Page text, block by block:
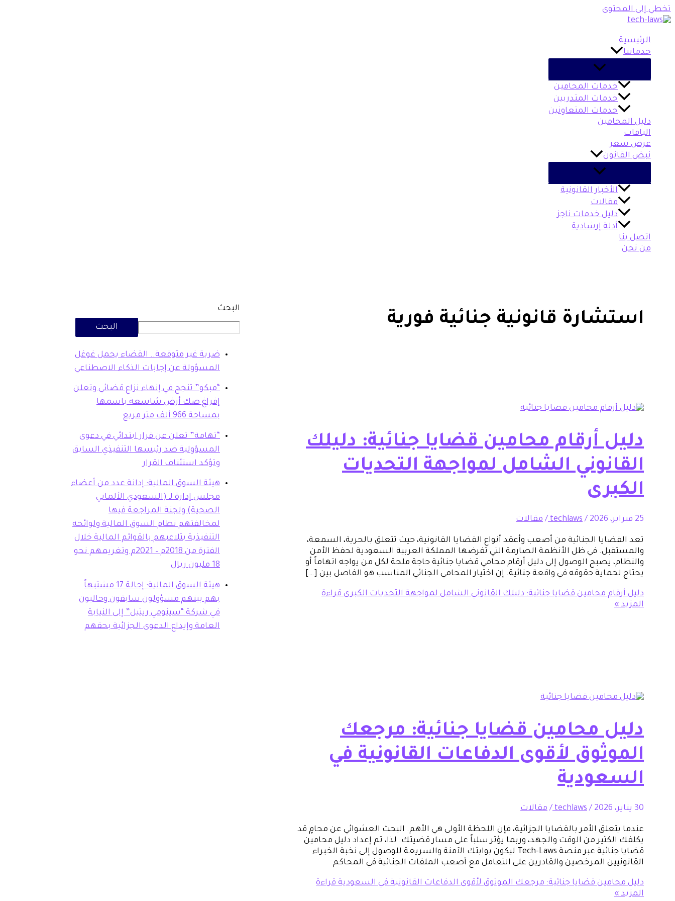
تخطي إلى المحتوى
الرئيسية
خدماتنا
خدمات المحامين
خدمات المتدربين
خدمات المتعاونين
دليل المحامين
الباقات
عرض سعر
نبض القانون
الأخبار القانونية
مقالات
دليل خدمات ناجز
أدلة إرشادية
اتصل بنا
من نحن
استشارة قانونية جنائية فورية
دليل أرقام محامين قضايا جنائية: دليلك
القانوني الشامل لمواجهة التحديات
الكبرى
25 فبراير، 2026 /
techlaws
/مقالات
تعد القضايا الجنائية من أصعب وأعقد أنواع القضايا القانونية، حيث تتعلق بالحرية، السمعة،
والمستقبل. في ظل الأنظمة الصارمة التي تفرضها المملكة العربية السعودية لحفظ الأمن
والنظام، يصبح الوصول إلى دليل أرقام محامي قضايا جنائية حاجة ملحة لكل من يواجه اتهاماً أو
يحتاج لحماية حقوقه في واقعة جنائية. إن اختيار المحامي الجنائي المناسب هو الفاصل بين […]
دليل أرقام محامين قضايا جنائية: دليلك القانوني الشامل لمواجهة التحديات الكبرىقراءة
المزيد »
دليل محامين قضايا جنائية: مرجعك
الموثوق لأقوى الدفاعات القانونية في
السعودية
30 يناير، 2026 /
techlaws
/مقالات
عندما يتعلق الأمر بالقضايا الجزائية، فإن اللحظة الأولى هي الأهم. البحث العشوائي عن محامٍ قد
يكلفك الكثير من الوقت والجهد، وربما يؤثر سلباً على مسار قضيتك. لذا، تم إعداد دليل محامين
قضايا جنائية عبر منصة Tech-Laws ليكون بوابتك الآمنة والسريعة للوصول إلى نخبة الخبراء
القانونيين المرخصين والقادرين على التعامل مع أصعب الملفات الجنائية في المحاكم
دليل محامين قضايا جنائية: مرجعك الموثوق لأقوى الدفاعات القانونية في السعوديةقراءة
المزيد »
البحث
البحث
ضربة غير متوقعة.. القضاء يحمل غوغل
المسؤولة عن إجابات الذكاء الاصطناعي
“مبكو” تنجح في إنهاء نزاع قضائي وتعلن
إفراغ صك أرض شاسعة باسمها
بمساحة 966 ألف متر مربع
“تهامة” تعلن عن قرار ابتدائي في دعوى
المسؤولية ضد رئيسها التنفيذي السابق
وتؤكد استئناف القرار
هيئة السوق المالية: إدانة عدد من أعضاء
مجلس إدارة لـ (السعودي الألماني
الصحية) ولجنة المراجعة فيها
لمخالفتهم نظام السوق المالية ولوائحه
التنفيذية بتلاعبهم بالقوائم المالية خلال
الفترة من 2018م – 2021م وتغريمهم نحو
18 مليون ريال
هيئة السوق المالية: إحالة 17 مشتبهاً
بهم بينهم مسؤولون سابقون وحاليون
في شركة “سينومي ريتيل” إلى النيابة
العامة وإيداع الدعوى الجزائية بحقهم